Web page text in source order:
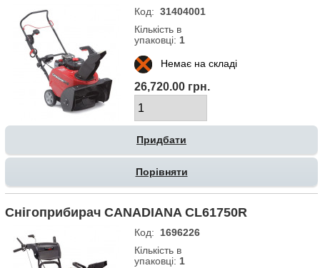
Код: 31404001
Кількість в
упаковці: 1
Немає на складі
26,720.00 грн.
Порівняти
Снігоприбирач CANADIANA CL61750R
Код:
1696226
Кількість в
упаковці: 1